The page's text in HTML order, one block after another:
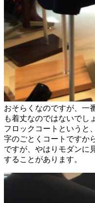
おそらくなのですが、一
も着丈なのではないでし
フロックコートというと
字のごとくコートですか
ですが、やはりモダンに
することがあります。